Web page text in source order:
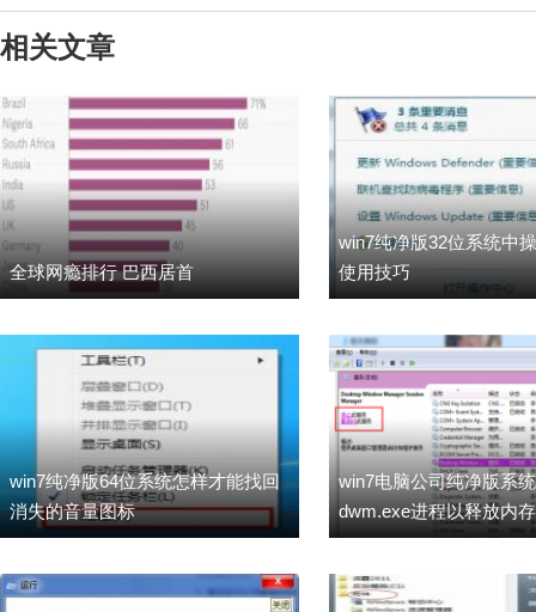
相关文章
全球网瘾排行 巴西居首
win7纯净版32位系统中
使用技巧
win7纯净版64位系统怎样才能找回
消失的音量图标
win7电脑公司纯净版系
dwm.exe进程以释放内存